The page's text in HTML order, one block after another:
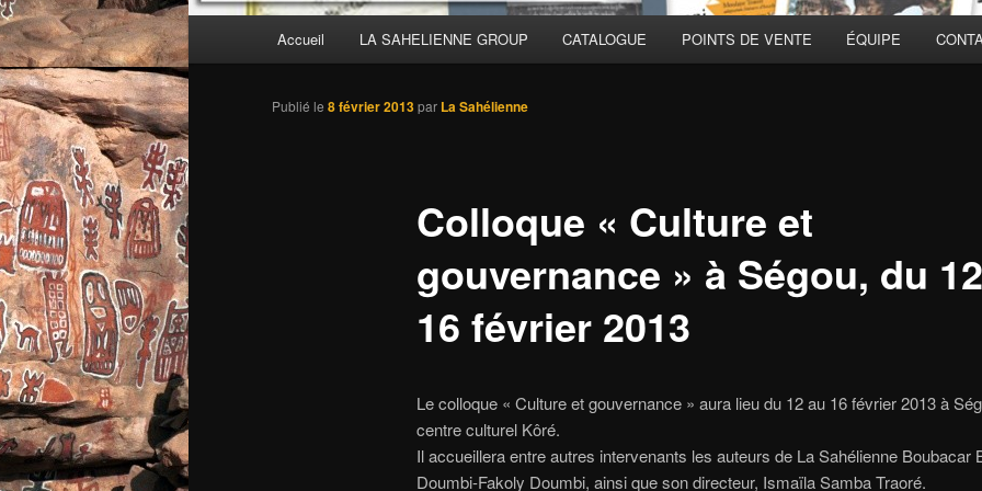
Accueil LA SAHELIENNE GROUP CATALOGUE POINTS DE VENTE ÉQUIPE
Colloque « Culture et
gouvernance » à Ségou, du
16 février 2013
Publié le 8 février 2013par La Sahélienne
Le colloque « Culture et gouvernance » aura lieu du 12 au 16 février 2013 à
centre culturel Kôré.
Il accueillera entre autres intervenants les auteurs de La Sahélienne Boubacar
Doumbi-Fakoly Doumbi, ainsi que son directeur, Ismaïla Samba Traoré.